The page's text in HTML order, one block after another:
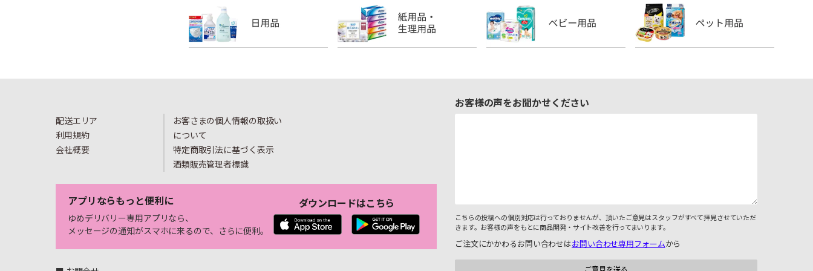
配送エリア
利用規約
会社概要
お客さまの個人情報の取扱い
について
特定商取引法に基づく表示
酒類販売管理者標識
アプリならもっと便利に
ゆめデリバリー専用アプリなら、
メッセージの通知がスマホに来るので、さらに便利。
ダウンロードはこちら
お客様の声をお聞かせください
こちらの投稿への個別対応は行っておりませんが、頂いたご意見はスタッフがすべて拝見させていただ
きます。お客様の声をもとに商品開発・サイト改善を行ってまいります。
ご注文にかかわるお問い合わせはお問い合わせ専用フォームから